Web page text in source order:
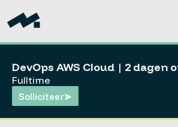
DevOps AWS Cloud | 2 dagen
Fulltime
Solliciteer